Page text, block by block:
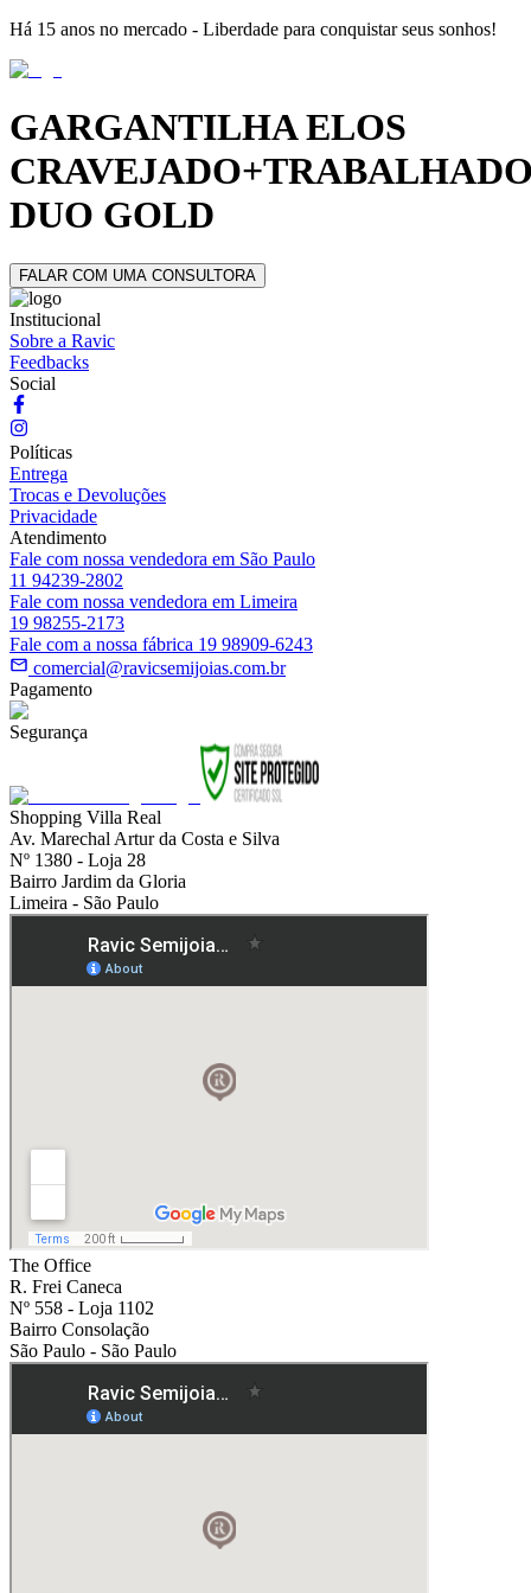
Há 15 anos no mercado - Liberdade para conquistar seus sonhos!
GARGANTILHA ELOS
DUO GOLD
FALAR COM UMA CONSULTORA
Institucional
Sobre a Ravic
Feedbacks
Social
Políticas
Entrega
Trocas e Devoluções
Privacidade
Atendimento
Fale com nossa vendedora em São Paulo
11 94239-2802
Fale com nossa vendedora em Limeira
19 98255-2173
Fale com a nossa fábrica 19 98909-6243
comercial@ravicsemijoias.com.br
Pagamento
Segurança
Shopping Villa Real
Av. Marechal Artur da Costa e Silva
Nº 1380 - Loja 28
Bairro Jardim da Gloria
Limeira - São Paulo
The Office
R. Frei Caneca
Nº 558 - Loja 1102
Bairro Consolação
São Paulo - São Paulo